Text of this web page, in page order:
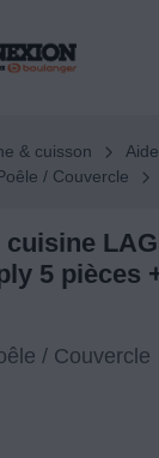
& cuisson
/ Couvercle
5 pièces
/ Couvercle